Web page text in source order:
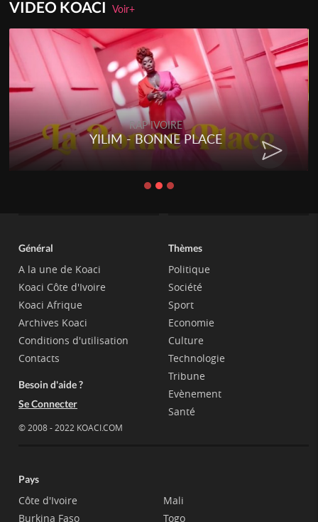
VIDEO KOACIVoir+
RAP IVOIRE
YILIM - BONNE PLACE
Général
A la une de Koaci
Koaci Côte d'Ivoire
Koaci Afrique
Archives Koaci
Conditions d'utilisation
Contacts
Besoin d'aide ?
Se Connecter
© 2008 - 2022 KOACI.COM
Thèmes
Politique
Société
Sport
Economie
Culture
Technologie
Tribune
Evènement
Santé
Pays
Côte d'Ivoire
Burkina Faso
Mali
Togo